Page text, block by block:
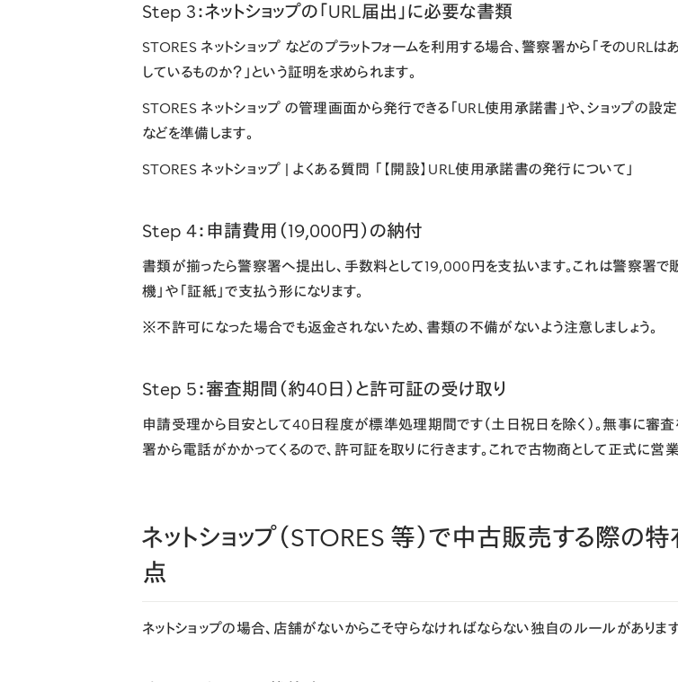
Step 3：ネットショップの「URL届出」に必要な書類
STORES ネットショップ などのプラットフォームを利用する場合、警察署から「そのURL
しているものか？」という証明を求められます。
STORES ネットショップ の管理画面から発行できる「URL使用承諾書」や、ショップの設
などを準備します。
STORES ネットショップ | よくある質問 「【開設】URL使用承諾書の発行について」
Step 4：申請費用（19,000円）の納付
書類が揃ったら警察署へ提出し、手数料として19,000円 を支払います。これは警察署で
機」や「証紙」で支払う形になります。
※不許可になった場合でも返金されないため、書類の不備がないよう注意しましょう。
Step 5：審査期間（約40日）と許可証の受け取り
申請受理から目安として40日程度が標準処理期間です（土日祝日を除く）。無事に審査
署から電話がかかってくるので、許可証を取りに行きます。これで古物商として正式に営
ネットショップ（STORES 等）で中古販売する際の
点
ネットショップの場合、店舗がないからこそ守らなければならない独自のルールがあります